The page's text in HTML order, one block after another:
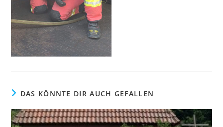
DAS KÖNNTE DIR AUCH GEFALLEN